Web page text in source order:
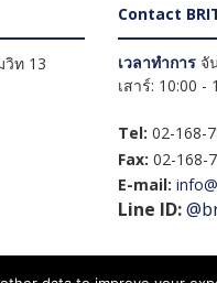
ท 13
Contact
เวลาทำการจั
เสาร์: 10:00 -
Tel: 02-168-
Fax: 02-168-
E-mail:
Line ID: